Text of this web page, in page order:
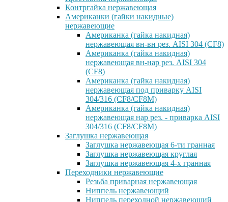
Контргайка нержавеющая
Американки (гайки накидные)
нержавеющие
Американка (гайка накидная)
нержавеющая вн-вн рез. AISI 304 (CF8)
Американка (гайка накидная)
нержавеющая вн-нар рез. AISI 304
(CF8)
Американка (гайка накидная)
нержавеющая под приварку AISI
304/316 (CF8/CF8M)
Американка (гайка накидная)
нержавеющая нар рез. - приварка AISI
304/316 (CF8/CF8M)
Заглушка нержавеющая
Заглушка нержавеющая 6-ти гранная
Заглушка нержавеющая круглая
Заглушка нержавеющая 4-х гранная
Переходники нержавеющие
Резьба приварная нержавеющая
Ниппель нержавеющий
Ниппель переходной нержавеющий